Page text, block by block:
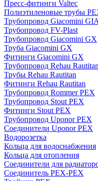
Пресс-фитинги Valtec
Полиэтиленовые трубы
Трубопровод Giacomini
Трубопровод FV-Plast
Трубопровод Giacomini GX
Труба Giacomini GX
Фитинги Giacomini GX
Трубопровод Rehau Rautitan
Трубы Rehau Rautitan
Фитинги Rehau Rautitan
Трубопровод Rommer PEX
Трубопровод Stout PEX
Фитинги Stout PEX
Трубопровод Uponor PEX
Соединители Uponor PEX
Водорозетка
Кольца для водоснабжения
Кольца для отопления
Соединители для
Соединитель PEX-PEX